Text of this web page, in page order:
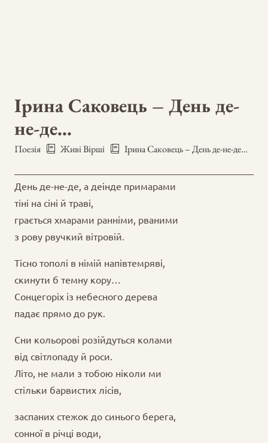
Ірина Саковець – День де-
не-де…
Поезія Живі Вірші Ірина Саковець – День де-не-де…
День де-не-де, а деінде примарами
тіні на сіні й траві,
грається хмарами ранніми, рваними
з рову рвучкий вітровій.
Тісно тополі в німій напівтемряві,
скинути б темну кору…
Сонцегоріх із небесного дерева
падає прямо до рук.
Сни кольорові розійдуться колами
від світлопаду й роси.
Літо, не мали з тобою ніколи ми
стільки барвистих лісів,
заспаних стежок до синього берега,
сонної в річці води,